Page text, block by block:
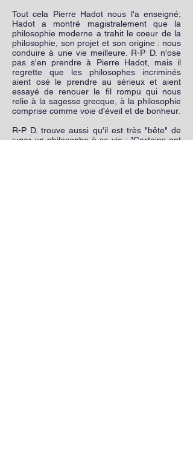
Tout cela Pierre Hadot nous l'a enseigné;
Hadot a montré magistralement que la
philosophie moderne a trahit le coeur de la
philosophie, son projet et son origine : nous
conduire à une vie meilleure. R-P D. n'ose
pas s'en prendre à Pierre Hadot, mais il
regrette que les philosophes incriminés
aient osé le prendre au sérieux et aient
essayé de renouer le fil rompu qui nous
relie à la sagesse grecque, à la philosophie
comprise comme voie d'éveil et de bonheur.
R-P D. trouve aussi qu'il est très "bête" de
juger un philosophe à sa vie : "Certains ont